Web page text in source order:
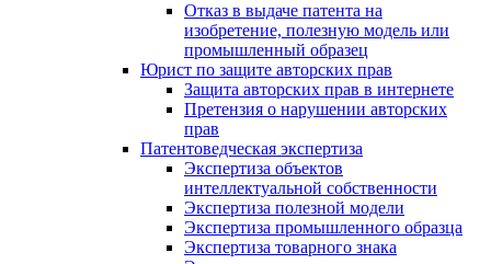
Отказ в выдаче патента на
изобретение, полезную модель или
промышленный образец
Юрист по защите авторских прав
Защита авторских прав в интернете
Претензия о нарушении авторских
прав
Патентоведческая экспертиза
Экспертиза объектов
интеллектуальной собственности
Экспертиза полезной модели
Экспертиза промышленного образца
Экспертиза товарного знака